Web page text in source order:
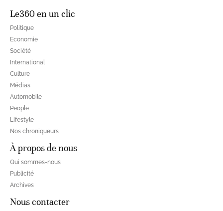
Le360 en un clic
Politique
Economie
Société
International
Culture
Médias
Automobile
People
Lifestyle
Nos chroniqueurs
À propos de nous
Qui sommes-nous
Publicité
Archives
Nous contacter